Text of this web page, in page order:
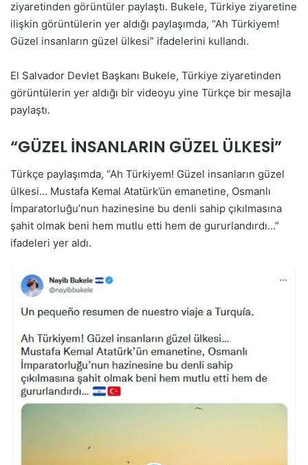
ziyaretinden görüntüler paylaştı. Bukele, Türkiye ziyaretine
ilişkin görüntülerin yer aldığı paylaşımda, “Ah Türkiyem!
Güzel insanların güzel ülkesi” ifadelerini kullandı.
El Salvador Devlet Başkanı Bukele, Türkiye ziyaretinden
görüntülerin yer aldığı bir videoyu yine Türkçe bir mesajla
paylaştı.
“GÜZEL İNSANLARIN GÜZEL ÜLKESİ”
Türkçe paylaşımda, “Ah Türkiyem! Güzel insanların güzel
ülkesi… Mustafa Kemal Atatürk’ün emanetine, Osmanlı
İmparatorluğu’nun hazinesine bu denli sahip çıkılmasına
şahit olmak beni hem mutlu etti hem de gururlandırdı…”
ifadeleri yer aldı.